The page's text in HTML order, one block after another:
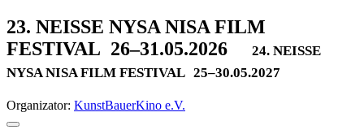
23. NEISSE NYSA NISA FILM
FESTIVAL 26–31.05.2026
24. NEISSE
NYSA NISA FILM FESTIVAL 25–30.05.2027
Organizator: KunstBauerKino e.V.